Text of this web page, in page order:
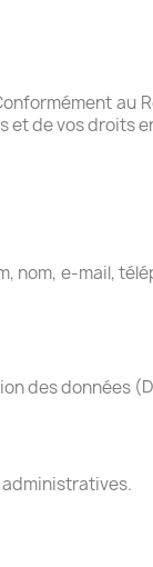
au
et de vos droits
nom, e-mail,
des données